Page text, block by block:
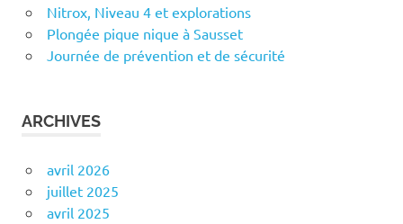
Nitrox, Niveau 4 et explorations
Plongée pique nique à Sausset
Journée de prévention et de sécurité
ARCHIVES
avril 2026
juillet 2025
avril 2025